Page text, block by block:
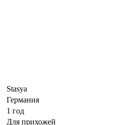
Stasya
Германия
1 год
Для прихожей